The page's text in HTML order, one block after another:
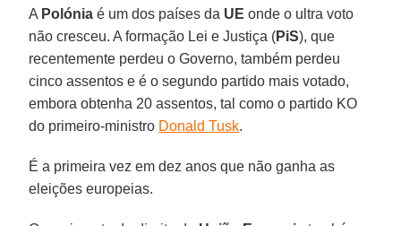
A Polónia é um dos países da UE onde o ultra voto
não cresceu. A formação Lei e Justiça (PiS), que
recentemente perdeu o Governo, também perdeu
cinco assentos e é o segundo partido mais votado,
embora obtenha 20 assentos, tal como o partido KO
do primeiro-ministro Donald Tusk.
É a primeira vez em dez anos que não ganha as
eleições europeias.